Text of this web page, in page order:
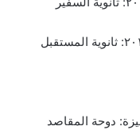
دوحة المقاصد